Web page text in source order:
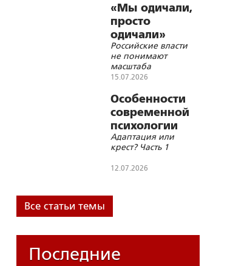
«Мы одичали,
просто
одичали»
Российские власти
не понимают
масштаба
демографической
15.07.2026
Особенности
современной
психологии
Адаптация или
крест? Часть 1
12.07.2026
Все статьи темы
Последние